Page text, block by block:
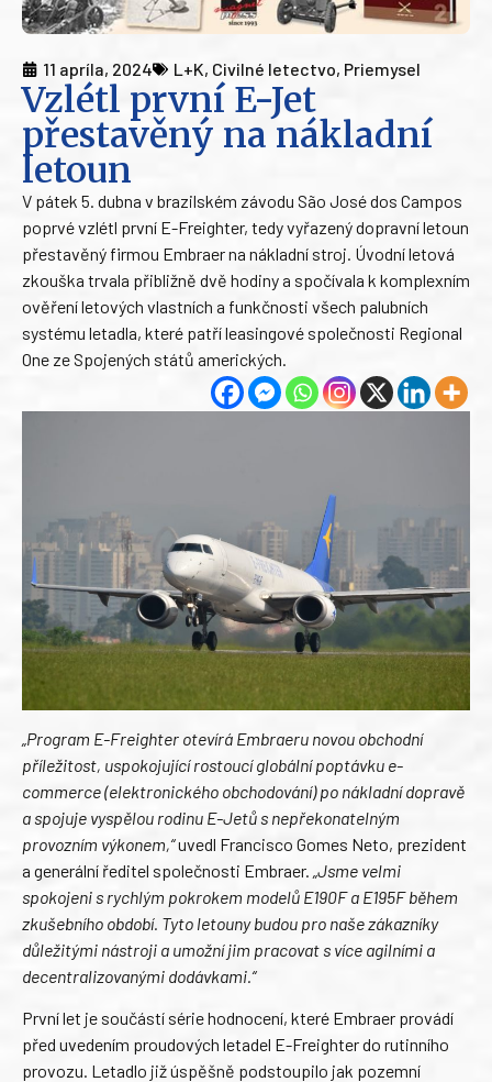
11 apríla, 2024 L+K, Civilné letectvo, Priemysel
Vzlétl první E-Jet
přestavěný na nákladní
letoun
V pátek 5. dubna v brazilském závodu São José dos Campos
poprvé vzlétl první E-Freighter, tedy vyřazený dopravní letoun
přestavěný firmou Embraer na nákladní stroj. Úvodní letová
zkouška trvala přibližně dvě hodiny a spočívala k komplexním
ověření letových vlastních a funkčnosti všech palubních
systému letadla, které patří leasingové společnosti Regional
One ze Spojených států amerických.
„Program E-Freighter otevírá Embraeru novou obchodní
příležitost, uspokojující rostoucí globální poptávku e-
commerce (elektronického obchodování) po nákladní dopravě
a spojuje vyspělou rodinu E-Jetů s nepřekonatelným
provozním výkonem,“uvedl Francisco Gomes Neto, prezident
a generální ředitel společnosti Embraer. „Jsme velmi
spokojeni s rychlým pokrokem modelů E190F a E195F během
zkušebního období. Tyto letouny budou pro naše zákazníky
důležitými nástroji a umožní jim pracovat s více agilními a
decentralizovanými dodávkami.“
První let je součástí série hodnocení, které Embraer provádí
před uvedením proudových letadel E-Freighter do rutinního
provozu. Letadlo již úspěšně podstoupilo jak pozemní